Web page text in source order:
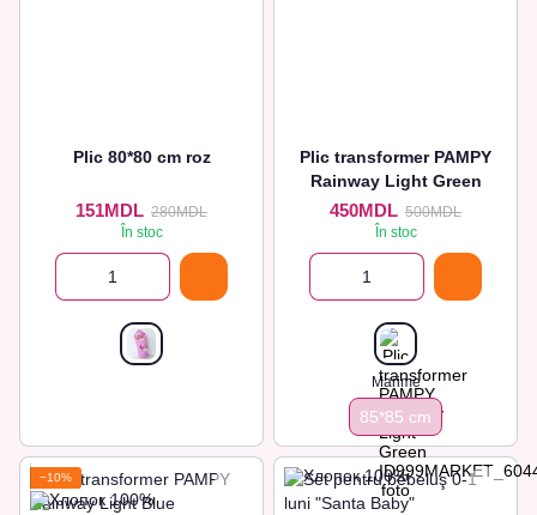
Plic 80*80 cm roz
151MDL 280MDL
În stoc
Plic transformer PAMPY
Rainway Light Green
450MDL 500MDL
În stoc
Marime
85*85 cm
−10%